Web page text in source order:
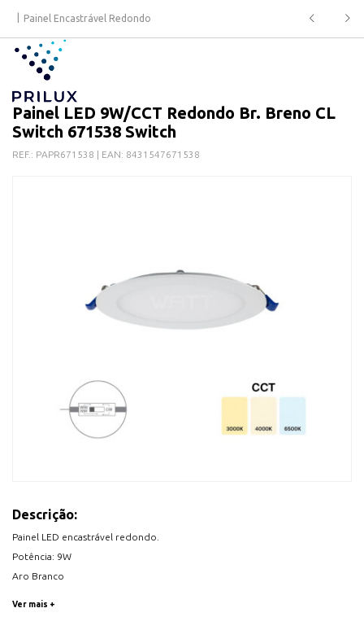
Painel Encastrável Redondo
Painel LED 9W/CCT Redondo Br. Breno CL
Switch 671538 Switch
REF.: PAPR671538 | EAN: 8431547671538
Descrição:
Painel LED encastrável redondo.
Potência: 9W
Aro Branco
Ver mais +